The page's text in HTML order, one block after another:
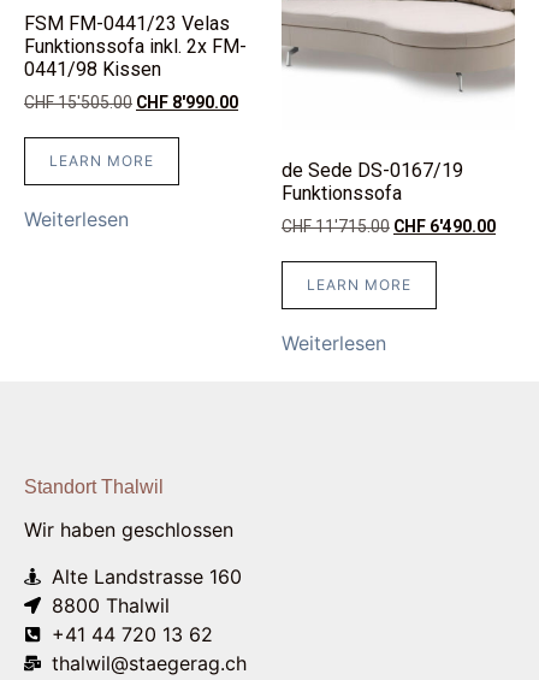
FSM FM-0441/23 Velas
Funktionssofa inkl. 2x FM-
0441/98 Kissen
CHF15'505.00 CHF 8'990.00
LEARN MORE
Weiterlesen
de Sede DS-0167/19
Funktionssofa
CHF11'715.00 CHF 6'490.00
LEARN MORE
Weiterlesen
Standort Thalwil
Wir haben geschlossen
Alte Landstrasse 160
8800 Thalwil
+41 44 720 13 62
thalwil@staegerag.ch